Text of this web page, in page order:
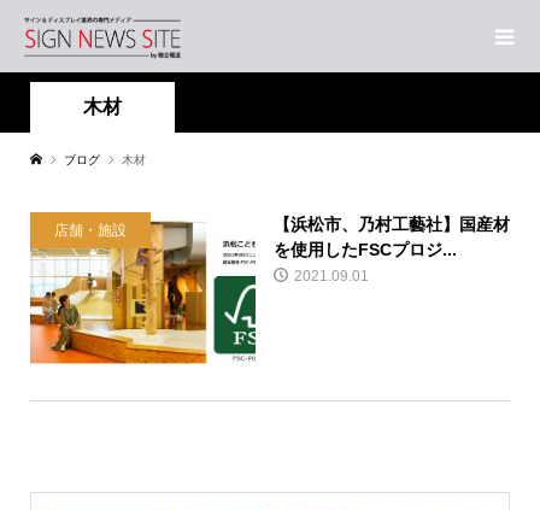
木材
ブログ 木材
店舗・施設
【浜松市、乃村工藝社】国産材
を使用したFSCプロジ...
2021.09.01